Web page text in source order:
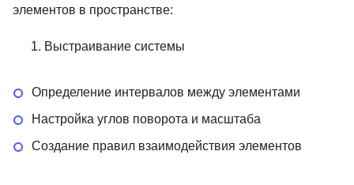
элементов в пространстве:
Выстраивание системы
Определение интервалов между элементами
Настройка углов поворота и масштаба
Создание правил взаимодействия элементов